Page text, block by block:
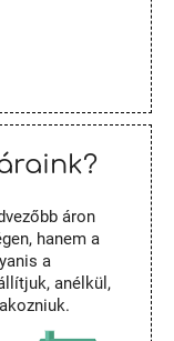
áron
hanem a
a
anélkül,